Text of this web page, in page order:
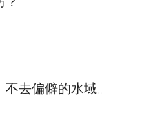
去偏僻的水域。